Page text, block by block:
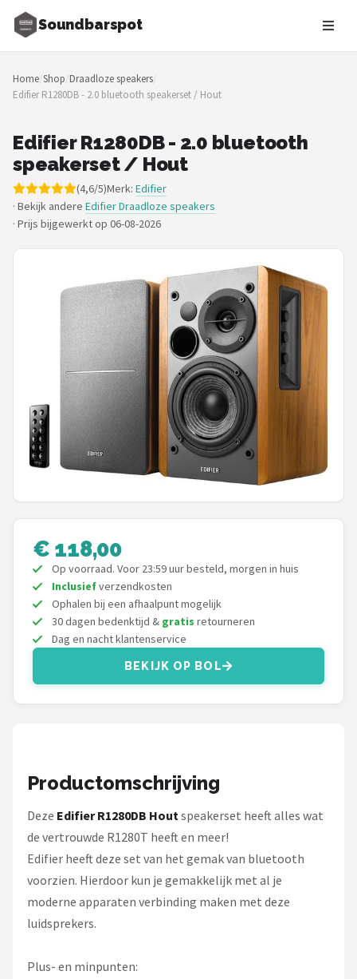
Soundbarspot
Zoeken
NAVIGATIE
Merken
Blog
Muziekstijlen
Samsung
Shop
POPULAIRE MERKEN
Power Dynamics
ArtSound
JBL
AquaSound
Fenton
Alle merken →
Home/Shop/Draadloze speakers/
Edifier R1280DB - 2.0 bluetooth speakerset / Hout
Edifier R1280DB - 2.0 bluetooth
speakerset / Hout
(4,6/5)Merk: Edifier
· Bekijk andere Edifier Draadloze speakers
· Prijs bijgewerkt op 06-08-2026
€ 118,00
Op voorraad. Voor 23:59 uur besteld, morgen in huis
Inclusiefverzendkosten
Ophalen bij een afhaalpunt mogelijk
30 dagen bedenktijd & gratis retourneren
Dag en nacht klantenservice
BEKIJK OP BOL
Productomschrijving
Deze Edifier R1280DB Houtspeakerset heeft alles wat
de vertrouwde R1280T heeft en meer!
Edifier heeft deze set van het gemak van bluetooth
voorzien. Hierdoor kun je gemakkelijk met al je
moderne apparaten verbinding maken met deze
luidsprekers.
Plus- en minpunten: